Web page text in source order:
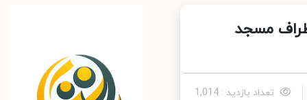
مسجد
تعداد بازدید : 1,014